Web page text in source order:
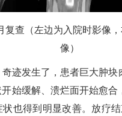
复查（左边为入院时影像
像）
迹发生了，患者巨大肿块
始缓解、溃烂面开始愈合
也得到明显改善。放疗结